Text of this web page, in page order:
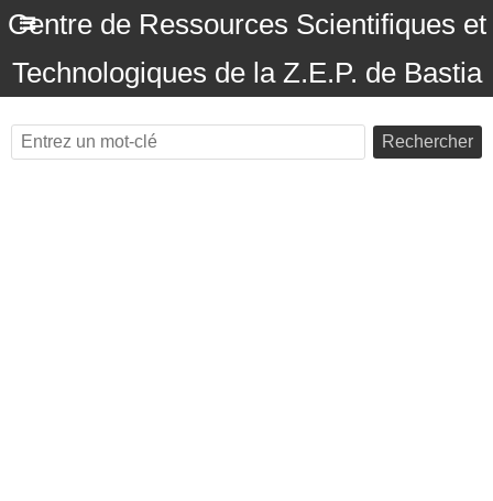
Centre de Ressources Scientifiques et
Technologiques de la Z.E.P. de Bastia
Rechercher